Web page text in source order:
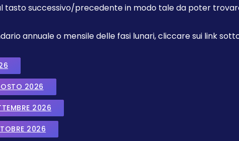
tasto successivo/precedente in modo tale da poter
annuale o mensile delle fasi lunari, cliccare sui link
2026
2026
2026